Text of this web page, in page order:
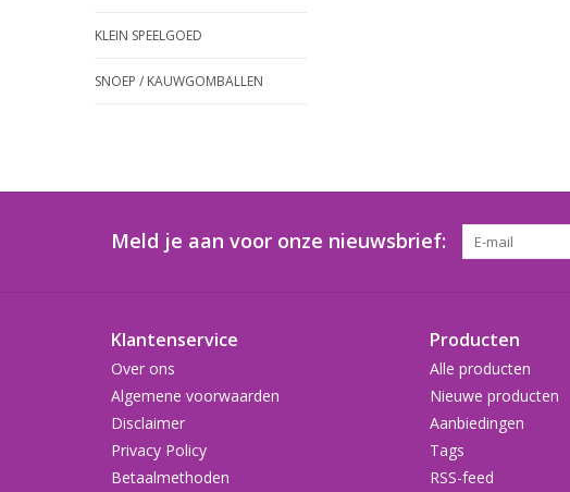
KLEIN SPEELGOED
SNOEP / KAUWGOMBALLEN
Meld je aan voor onze nieuwsbrief:
Klantenservice
Over ons
Algemene voorwaarden
Disclaimer
Privacy Policy
Betaalmethoden
Producten
Alle producten
Nieuwe producten
Aanbiedingen
Tags
RSS-feed